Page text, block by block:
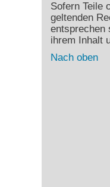
Sofern Teile
geltenden
entsprechen
ihrem Inhalt
Nach oben